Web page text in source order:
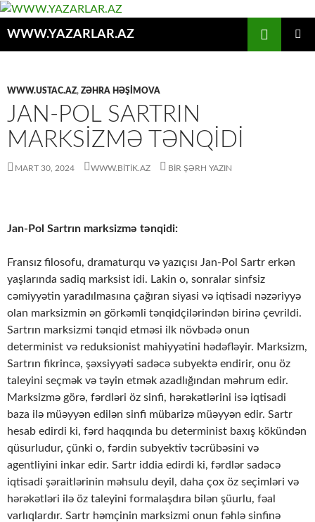
WWW.YAZARLAR.AZ
WWW.USTAC.AZ, ZƏHRA HƏŞIMOVA
JAN-POL SARTRIN
MARKSIZMƏ TƏNQIDI
MART 30, 2024 WWW.BITIK.AZ BIR ŞƏRH YAZIN
Jan-Pol Sartrın marksizmə tənqidi:
Fransız filosofu, dramaturqu və yazıçısı Jan-Pol Sartr erkən
yaşlarında sadiq marksist idi. Lakin o, sonralar sinfsiz
cəmiyyətin yaradılmasına çağıran siyasi və iqtisadi nəzəriyyə
olan marksizmin ən görkəmli tənqidçilərindən birinə çevrildi.
Sartrın marksizmi tənqid etməsi ilk növbədə onun
determinist və reduksionist mahiyyətini hədəfləyir. Marksizm,
Sartrın fikrincə, şəxsiyyəti sadəcə subyektə endirir, onu öz
taleyini seçmək və təyin etmək azadlığından məhrum edir.
Marksizmə görə, fərdləri öz sinfi, hərəkətlərini isə iqtisadi
baza ilə müəyyən edilən sinfi mübarizə müəyyən edir. Sartr
hesab edirdi ki, fərd haqqında bu determinist baxış kökündən
qüsurludur, çünki o, fərdin subyektiv təcrübəsini və
agentliyini inkar edir. Sartr iddia edirdi ki, fərdlər sadəcə
iqtisadi şəraitlərinin məhsulu deyil, daha çox öz seçimləri və
hərəkətləri ilə öz taleyini formalaşdıra bilən şüurlu, fəal
varlıqlardır. Sartr həmçinin marksizmi onun fəhlə sinfinə